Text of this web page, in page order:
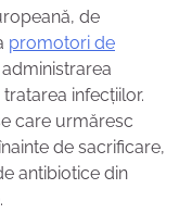
de
promotori de
infecțiilor.
care urmăresc
de sacrificare,
antibiotice din